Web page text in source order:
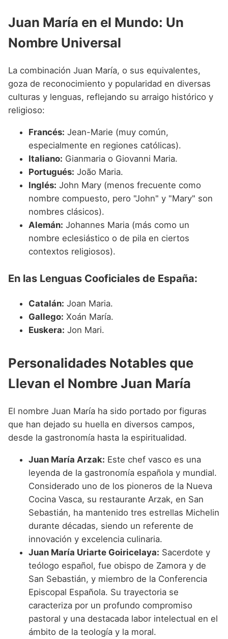
Juan María en el Mundo: Un
Nombre Universal
La combinación Juan María, o sus equivalentes,
goza de reconocimiento y popularidad en diversas
culturas y lenguas, reflejando su arraigo histórico y
religioso:
Francés: Jean-Marie (muy común,
especialmente en regiones católicas).
Italiano: Gianmaria o Giovanni Maria.
Portugués: João Maria.
Inglés: John Mary (menos frecuente como
nombre compuesto, pero "John" y "Mary" son
nombres clásicos).
Alemán: Johannes Maria (más como un
nombre eclesiástico o de pila en ciertos
contextos religiosos).
En las Lenguas Cooficiales de España:
Catalán: Joan Maria.
Gallego: Xoán María.
Euskera: Jon Mari.
Personalidades Notables que
Llevan el Nombre Juan María
El nombre Juan María ha sido portado por figuras
que han dejado su huella en diversos campos,
desde la gastronomía hasta la espiritualidad.
Juan María Arzak: Este chef vasco es una
leyenda de la gastronomía española y mundial.
Considerado uno de los pioneros de la Nueva
Cocina Vasca, su restaurante Arzak, en San
Sebastián, ha mantenido tres estrellas Michelin
durante décadas, siendo un referente de
innovación y excelencia culinaria.
Juan María Uriarte Goiricelaya: Sacerdote y
teólogo español, fue obispo de Zamora y de
San Sebastián, y miembro de la Conferencia
Episcopal Española. Su trayectoria se
caracteriza por un profundo compromiso
pastoral y una destacada labor intelectual en el
ámbito de la teología y la moral.